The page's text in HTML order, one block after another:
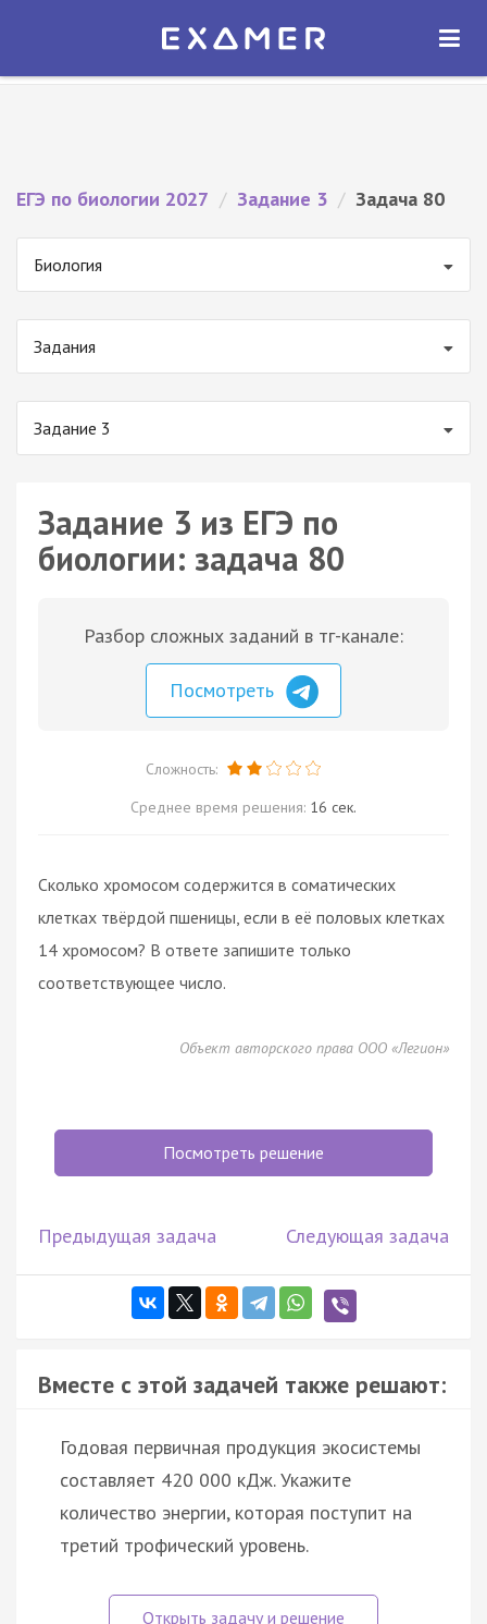
Экзамер — ЕГЭ 2027
ОТКРЫТЬ
ЕГЭ по биологии 2027 / Задание 3 / Задача 80
Биология
Задания
Задание 3
Задание 3 из ЕГЭ по
биологии: задача 80
Разбор сложных заданий в тг-канале:
Посмотреть
Сложность:
Среднее время решения: 16 сек.
Сколько хромосом содержится в соматических
клетках твёрдой пшеницы, если в её половых клетках
14 хромосом? В ответе запишите только
соответствующее число.
Объект авторского права ООО «Легион»
Посмотреть решение
Предыдущая задача Следующая задача
Вместе с этой задачей также решают:
Годовая первичная продукция экосистемы
составляет 420 000 кДж. Укажите
количество энергии, которая поступит на
третий трофический уровень.